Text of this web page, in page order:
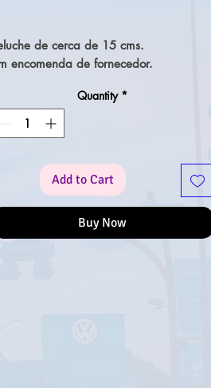
de cerca de 15 cms.
encomenda de fornecedor.
Quantity *
Add to Cart
Buy Now